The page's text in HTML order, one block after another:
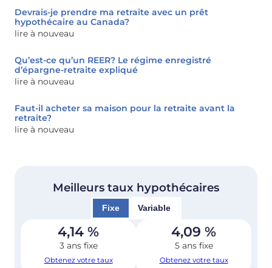
Devrais-je prendre ma retraite avec un prêt
hypothécaire au Canada?
lire à nouveau
Qu’est-ce qu’un REER? Le régime enregistré
d’épargne-retraite expliqué
lire à nouveau
Faut-il acheter sa maison pour la retraite avant la
retraite?
lire à nouveau
Meilleurs taux hypothécaires
Fixe Variable
4,14 %
3 ans fixe
Obtenez votre taux
4,09 %
5 ans fixe
Obtenez votre taux